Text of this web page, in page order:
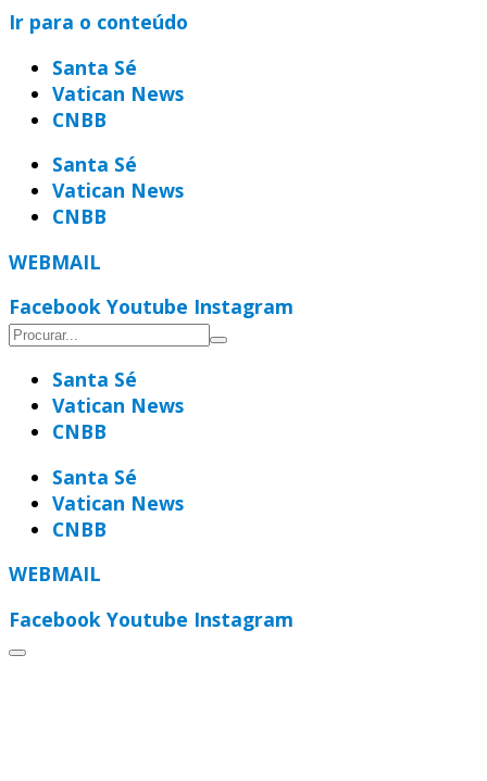
Ir para o conteúdo
Santa Sé
Vatican News
CNBB
Santa Sé
Vatican News
CNBB
WEBMAIL
Facebook Youtube Instagram
Santa Sé
Vatican News
CNBB
Santa Sé
Vatican News
CNBB
WEBMAIL
Facebook Youtube Instagram